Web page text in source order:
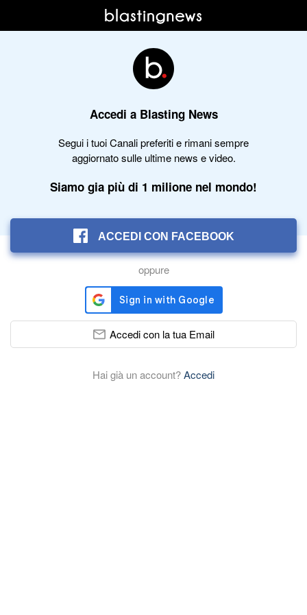
Accedi a Blasting News
Segui i tuoi Canali preferiti e rimani sempre
aggiornato sulle ultime news e video.
Siamo gia più di 1 milione nel mondo!
ACCEDI CON FACEBOOK
oppure
Accedi con la tua Email
Hai già un account?Accedi